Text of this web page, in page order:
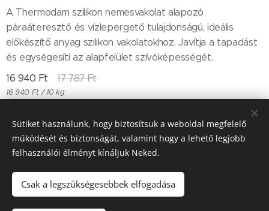
A Thermodam szilikon nemesvakolat alapozó
páraáteresztő és vízlepergető tulajdonságú, ideális
előkészítő anyag szilikon vakolatokhoz. Javítja a tapadást
és egységesíti az alapfelület szívóképességét.
16 940 Ft 17 787Ft
16 940 Ft / 10 kg
Till "96" Kft Adószán: 11385497-2-05
Sütiket használunk, hogy biztosítsuk a weboldal megfelelő
működését és biztonságát, valamint hogy a lehető legjobb
felhasználói élményt kínáljuk Neked.
Csak a legszükségesebbek elfogadása